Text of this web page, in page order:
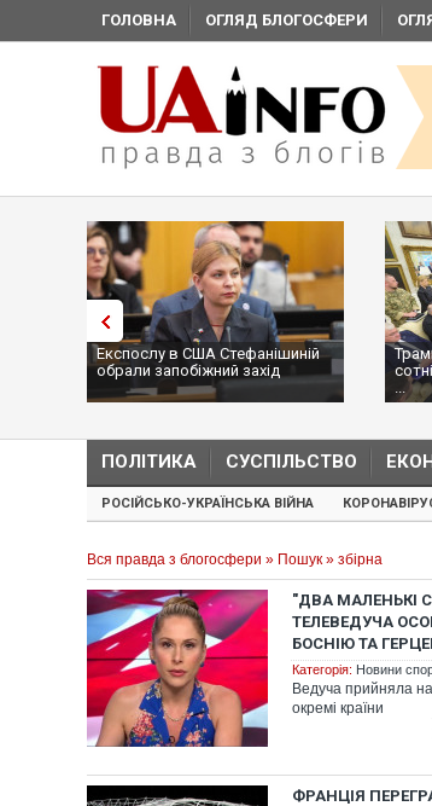
ГОЛОВНА ОГЛЯД БЛОГОСФЕРИ
Експослу в США Стефанішиній
обрали запобіжний захід
...
ПОЛІТИКА СУСПІЛЬСТВО
РОСІЙСЬКО-УКРАЇНСЬКА ВІЙНА
Вся правда з блогосфери » Пошук » збірна
"ДВА МАЛЕНЬКІ
ТЕЛЕВЕДУЧА
БОСНІЮ ТА
Категорія: Новини
Ведуча прийняла
окремі країни
ФРАНЦІЯ